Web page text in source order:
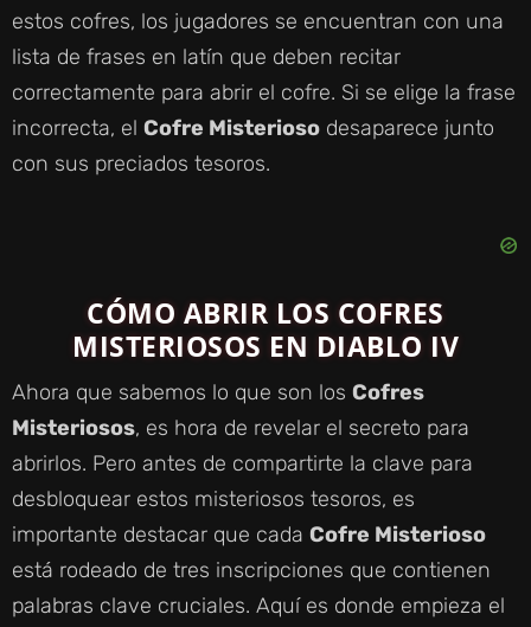
estos cofres, los jugadores se encuentran con una
lista de frases en latín que deben recitar
correctamente para abrir el cofre. Si se elige la frase
incorrecta, el Cofre Misterioso desaparece junto
con sus preciados tesoros.
CÓMO ABRIR LOS COFRES
MISTERIOSOS EN DIABLO IV
Ahora que sabemos lo que son los Cofres
Misteriosos, es hora de revelar el secreto para
abrirlos. Pero antes de compartirte la clave para
desbloquear estos misteriosos tesoros, es
importante destacar que cada Cofre Misterioso
está rodeado de tres inscripciones que contienen
palabras clave cruciales. Aquí es donde empieza el